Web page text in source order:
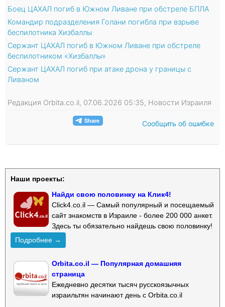
Боец ЦАХАЛ погиб в Южном Ливане при обстреле БПЛА
Командир подразделения Голани погибла при взрыве
беспилотника Хизбаллы
Сержант ЦАХАЛ погиб в Южном Ливане при обстреле
беспилотником «Хизбаллы»
Сержант ЦАХАЛ погиб при атаке дрона у границы с
Ливаном
Редакция Orbita.co.il, 07.06.2026 05:35, Новости Израиля
Сообщить об ошибке
Наши проекты:
Найди свою половинку на Клик4!
Click4.co.il — Самый популярный и посещаемый
сайт знакомств в Израиле - более 200 000 анкет.
Здесь ты обязательно найдешь свою половинку!
Подробнее →
Orbita.co.il — Популярная домашняя
страница
Ежедневно десятки тысяч русскоязычных
израильтян начинают день с Orbita.co.il